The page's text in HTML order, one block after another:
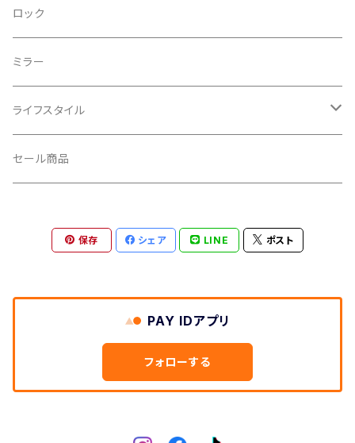
CRANKBROTHERS/クランクブラザーズ
CROSS SECTION/クロスセクション
CLIK/クリック
CUSH CORE/クッシュコア
DEFEET/デフィート
DIXNA/ディズナ
DKG/ディーケージー
フレームバッグ
輪行袋
輪行小物
バイクカバー
その他
テールライト
ロック
ミラー
ライフスタイル
キャップ
アクセサリー
セール商品
保存 シェア LINE ポスト
PAY IDアプリ
フォローする